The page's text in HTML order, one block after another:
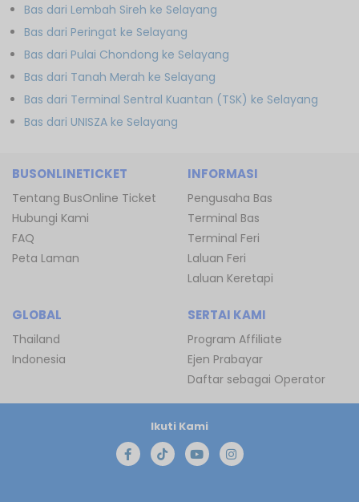
Bas dari Lembah Sireh ke Selayang
Bas dari Peringat ke Selayang
Bas dari Pulai Chondong ke Selayang
Bas dari Tanah Merah ke Selayang
Bas dari Terminal Sentral Kuantan (TSK) ke Selayang
Bas dari UNISZA ke Selayang
BUSONLINETICKET
Tentang BusOnline Ticket
Hubungi Kami
FAQ
Peta Laman
INFORMASI
Pengusaha Bas
Terminal Bas
Terminal Feri
Laluan Feri
Laluan Keretapi
GLOBAL
Thailand
Indonesia
SERTAI KAMI
Program Affiliate
Ejen Prabayar
Daftar sebagai Operator
Ikuti Kami